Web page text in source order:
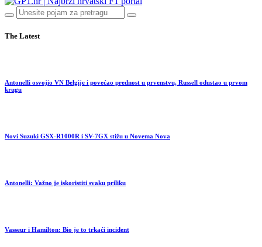
The Latest
Antonelli osvojio VN Belgije i povećao prednost u prvenstvu, Russell odustao u prvom
krugu
Novi Suzuki GSX-R1000R i SV-7GX stižu u Novema Nova
Antonelli: Važno je iskoristiti svaku priliku
Vasseur i Hamilton: Bio je to trkaći incident